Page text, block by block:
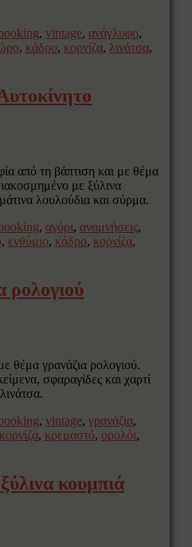
, vintage, ανάγλυφο,
, κάδρο, κορνίζα, λινάτσα,
από τη βάπτιση και με θέμα
με ξύλινα
λουλούδια και σύρμα.
, αγόρι, αναμνήσεις,
, ενθύμιο, κάδρο, κορνίζα,
ρολογιού
θέμα γρανάζια ρολογιού.
σφαραγίδες και χαρτί
, vintage, γρανάζια,
κορνίζα, κρεμαστό, ορολόι,
κουμπιά